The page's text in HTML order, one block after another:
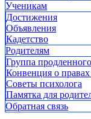
Ученикам
Достижения
Объявления
Кадетство
Родителям
Группа
Конвенция о правах
Советы психолога
Памятка для
Обратная связь